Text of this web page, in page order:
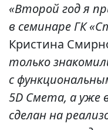
«Второй год я
в семинаре ГК
Кристина
только
с
5D Смета, а уже
сделан на